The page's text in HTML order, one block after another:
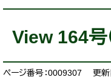
View 164号
ページ番号：0009307 更